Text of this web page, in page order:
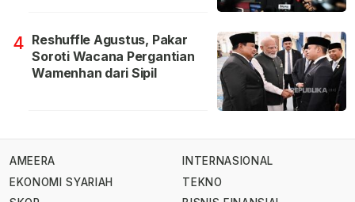
4 Reshuffle Agustus, Pakar
Soroti Wacana Pergantian
Wamenhan dari Sipil
AMEERA
EKONOMI SYARIAH
INTERNASIONAL
TEKNO